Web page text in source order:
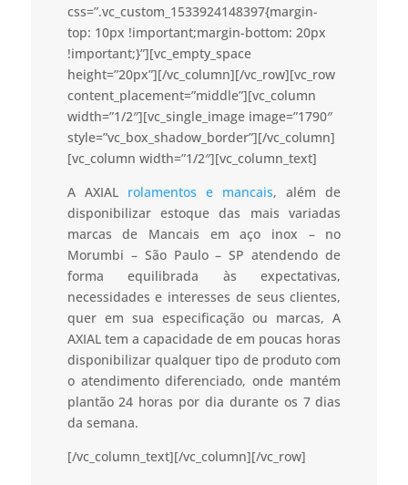
css=”.vc_custom_1533924148397{margin-
top: 10px !important;margin-bottom: 20px
!important;}”][vc_empty_space
height=”20px”][/vc_column][/vc_row][vc_row
content_placement=”middle”][vc_column
width=”1/2″][vc_single_image image=”1790″
style=”vc_box_shadow_border”][/vc_column]
[vc_column width=”1/2″][vc_column_text]
A AXIAL rolamentos e mancais, além de
disponibilizar estoque das mais variadas
marcas de Mancais em aço inox – no
Morumbi – São Paulo – SP atendendo de
forma equilibrada às expectativas,
necessidades e interesses de seus clientes,
quer em sua especificação ou marcas, A
AXIAL tem a capacidade de em poucas horas
disponibilizar qualquer tipo de produto com
o atendimento diferenciado, onde mantém
plantão 24 horas por dia durante os 7 dias
da semana.
[/vc_column_text][/vc_column][/vc_row]